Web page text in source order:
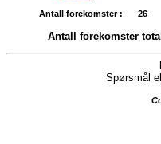
Antall forekomster : 26
Antall forekomster
Spørsmål